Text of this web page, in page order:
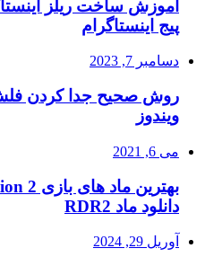
آموزش ساخت ریلز
پیج اینستاگرام
دسامبر 7, 2023
روش صحیح جدا کردن فلش
ویندوز
می 6, 2021
دانلود ماد RDR2
آوریل 29, 2024